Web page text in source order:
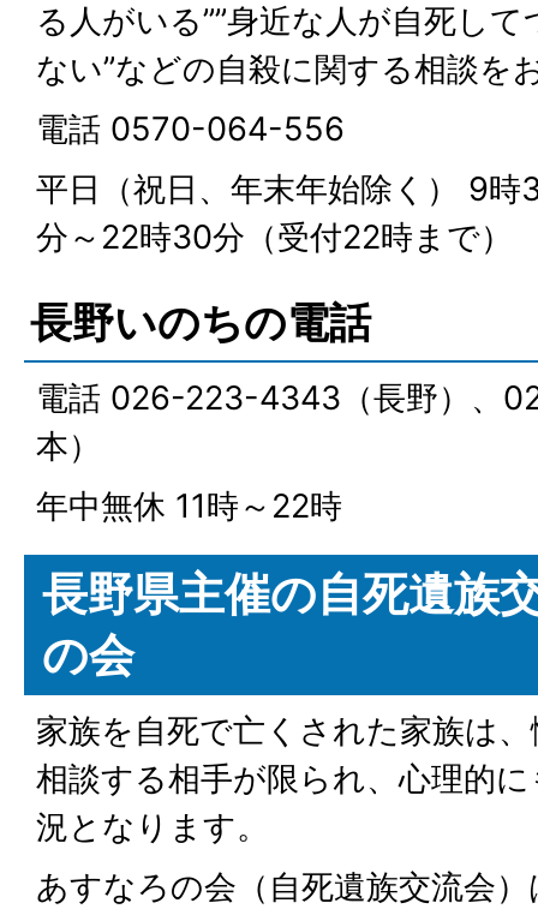
る人がいる””身近な人が自死し
ない”などの自殺に関する相談を
電話 0570-064-556
平日（祝日、年末年始除く） 9
分～22時30分（受付22時まで）
長野いのちの電話
電話 026-223-4343（長野）、
本）
年中無休 11時～22時
長野県主催の自死遺族
の会
家族を自死で亡くされた家族は
相談する相手が限られ、心理的
況となります。
あすなろの会（自死遺族交流会